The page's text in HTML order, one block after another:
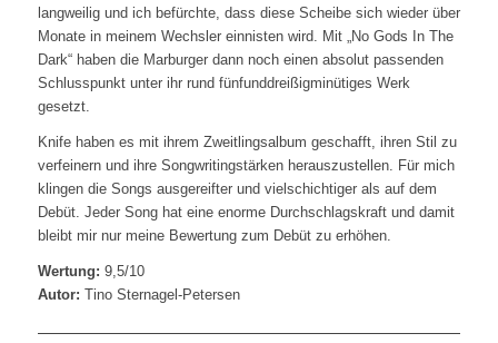
langweilig und ich befürchte, dass diese Scheibe sich wieder über
Monate in meinem Wechsler einnisten wird. Mit „No Gods In The
Dark“ haben die Marburger dann noch einen absolut passenden
Schlusspunkt unter ihr rund fünfunddreißigminütiges Werk
gesetzt.
Knife haben es mit ihrem Zweitlingsalbum geschafft, ihren Stil zu
verfeinern und ihre Songwritingstärken herauszustellen. Für mich
klingen die Songs ausgereifter und vielschichtiger als auf dem
Debüt. Jeder Song hat eine enorme Durchschlagskraft und damit
bleibt mir nur meine Bewertung zum Debüt zu erhöhen.
Wertung: 9,5/10
Autor: Tino Sternagel-Petersen